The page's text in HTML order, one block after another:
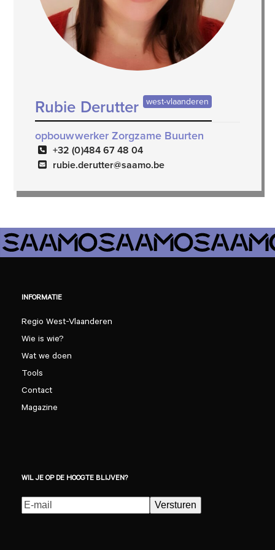
Rubie Derutter west-vlaanderen
opbouwwerker Zorgzame Buurten
+32 (0)484 67 48 04
rubie.derutter@saamo.be
INFORMATIE
Regio West-Vlaanderen
Wie is wie?
Wat we doen
Tools
Contact
Magazine
WIL JE OP DE HOOGTE BLIJVEN?
E-
mailadres(Vereist)
Versturen